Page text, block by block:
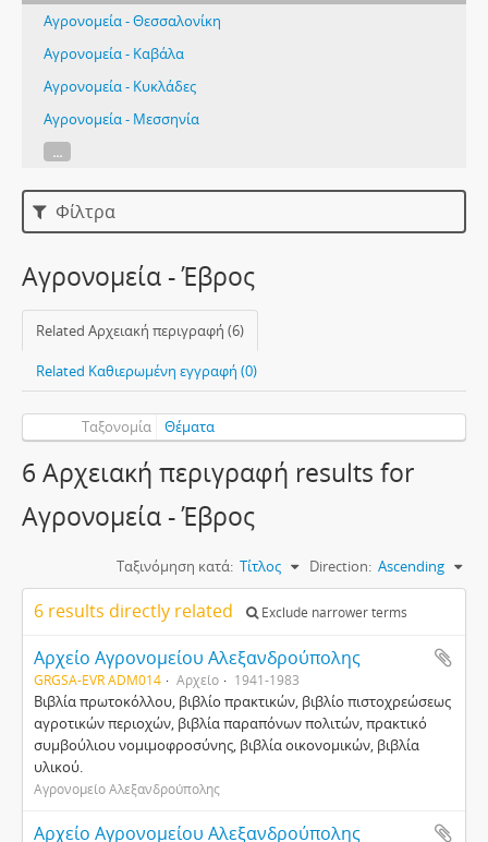
Αγρονομεία - Θεσσαλονίκη
Αγρονομεία - Καβάλα
Αγρονομεία - Κυκλάδες
Αγρονομεία - Μεσσηνία
...
Φίλτρα
Αγρονομεία - Έβρος
Related Αρχειακή περιγραφή (6)
Related Καθιερωμένη εγγραφή (0)
Ταξονομία Θέματα
6 Αρχειακή περιγραφή results for
Αγρονομεία - Έβρος
Ταξινόμηση κατά: Τίτλος Direction: Ascending
6 results directly related Exclude narrower terms
Αρχείο Αγρονομείου Αλεξανδρούπολης
GRGSA-EVR ADM014 Αρχείο 1941-1983
Βιβλία πρωτοκόλλου, βιβλίο πρακτικών, βιβλίο πιστοχρεώσεως
αγροτικών περιοχών, βιβλία παραπόνων πολιτών, πρακτικό
συμβούλιου νομιμοφροσύνης, βιβλία οικονομικών, βιβλία
υλικού.
Αγρονομείο Αλεξανδρούπολης
Αρχείο Αγρονομείου Αλεξανδρούπολης